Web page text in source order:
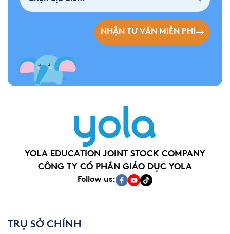
NHẬN TƯ VẤN MIỄN PHÍ
YOLA EDUCATION JOINT STOCK COMPANY
CÔNG TY CỔ PHẦN GIÁO DỤC YOLA
Follow us:
TRỤ SỞ CHÍNH